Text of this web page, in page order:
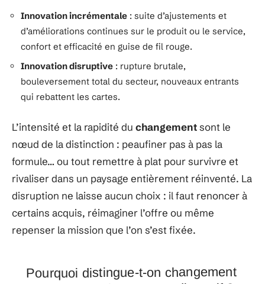
Innovation incrémentale : suite d’ajustements et
d’améliorations continues sur le produit ou le service,
confort et efficacité en guise de fil rouge.
Innovation disruptive : rupture brutale,
bouleversement total du secteur, nouveaux entrants
qui rebattent les cartes.
L’intensité et la rapidité du changementsont le
nœud de la distinction : peaufiner pas à pas la
formule… ou tout remettre à plat pour survivre et
rivaliser dans un paysage entièrement réinventé. La
disruption ne laisse aucun choix : il faut renoncer à
certains acquis, réimaginer l’offre ou même
repenser la mission que l’on s’est fixée.
Pourquoi distingue-t-on changement